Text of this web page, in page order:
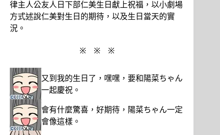
律主人公友人日下部仁美生日獻上祝福，以小劇場
方式述說仁美對生日的期待，以及生日當天的實
況。
※ ※ ※
又到我的生日了，嘿嘿，要和陽菜ちゃん
一起慶祝。
會有什麼驚喜，好期待，陽菜ちゃん一定
會像這樣。